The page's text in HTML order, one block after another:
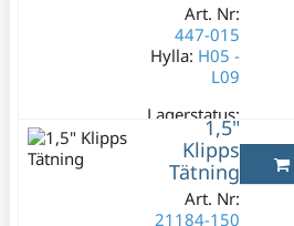
Art. Nr:
447-015
Hylla: H05 -
L09
Lagerstatus:
12 st
129 kr
Varav moms:
25,80 kr
1,5"
Klipps
Tätning
Art. Nr:
21184-150